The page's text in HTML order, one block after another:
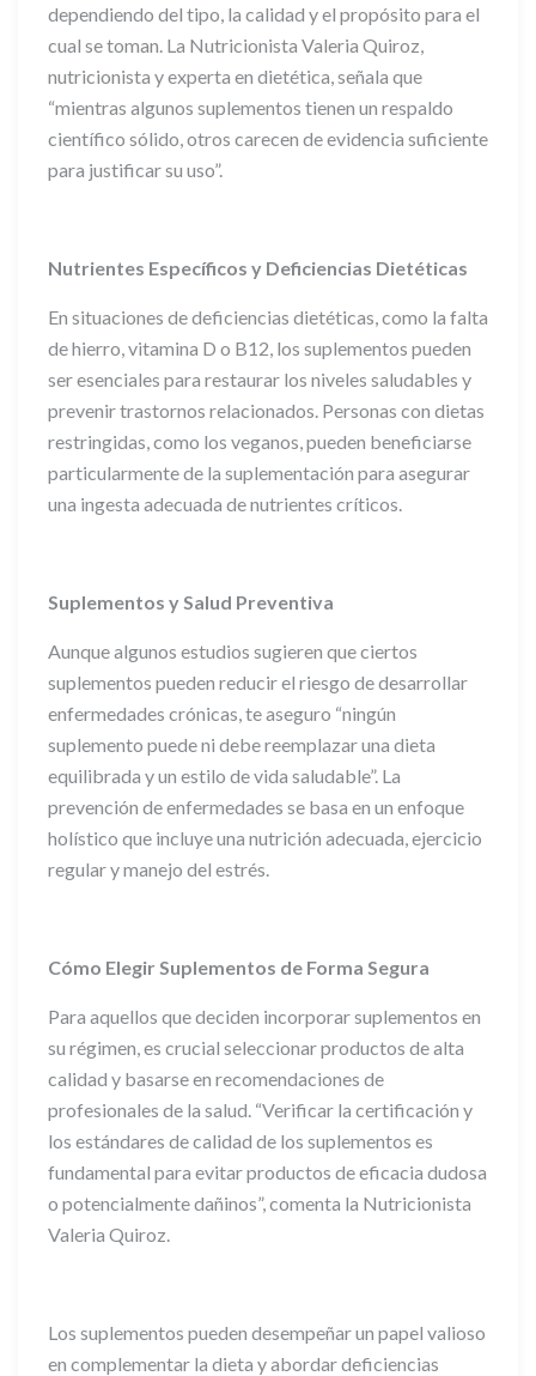
dependiendo del tipo, la calidad y el propósito para el
cual se toman. La Nutricionista Valeria Quiroz,
nutricionista y experta en dietética, señala que
“mientras algunos suplementos tienen un respaldo
científico sólido, otros carecen de evidencia suficiente
para justificar su uso”.
Nutrientes Específicos y Deficiencias Dietéticas
En situaciones de deficiencias dietéticas, como la falta
de hierro, vitamina D o B12, los suplementos pueden
ser esenciales para restaurar los niveles saludables y
prevenir trastornos relacionados. Personas con dietas
restringidas, como los veganos, pueden beneficiarse
particularmente de la suplementación para asegurar
una ingesta adecuada de nutrientes críticos.
Suplementos y Salud Preventiva
Aunque algunos estudios sugieren que ciertos
suplementos pueden reducir el riesgo de desarrollar
enfermedades crónicas, te aseguro “ningún
suplemento puede ni debe reemplazar una dieta
equilibrada y un estilo de vida saludable”. La
prevención de enfermedades se basa en un enfoque
holístico que incluye una nutrición adecuada, ejercicio
regular y manejo del estrés.
Cómo Elegir Suplementos de Forma Segura
Para aquellos que deciden incorporar suplementos en
su régimen, es crucial seleccionar productos de alta
calidad y basarse en recomendaciones de
profesionales de la salud. “Verificar la certificación y
los estándares de calidad de los suplementos es
fundamental para evitar productos de eficacia dudosa
o potencialmente dañinos”, comenta la Nutricionista
Valeria Quiroz.
Los suplementos pueden desempeñar un papel valioso
en complementar la dieta y abordar deficiencias